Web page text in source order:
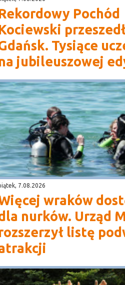
Pochód
Tysiące
jubileuszowej
7.08.2026
wraków
nurków. Urząd
listę